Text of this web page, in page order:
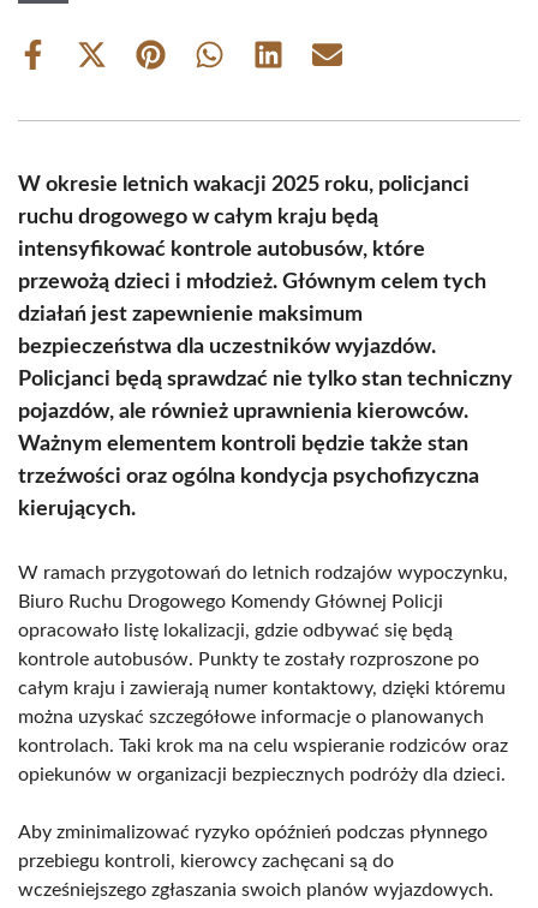
Share
Share
(Twitter)
Share Share Share Share
W okresie letnich wakacji 2025 roku, policjanci
ruchu drogowego w całym kraju będą
intensyfikować kontrole autobusów, które
przewożą dzieci i młodzież. Głównym celem tych
działań jest zapewnienie maksimum
bezpieczeństwa dla uczestników wyjazdów.
Policjanci będą sprawdzać nie tylko stan techniczny
pojazdów, ale również uprawnienia kierowców.
Ważnym elementem kontroli będzie także stan
trzeźwości oraz ogólna kondycja psychofizyczna
kierujących.
W ramach przygotowań do letnich rodzajów wypoczynku,
Biuro Ruchu Drogowego Komendy Głównej Policji
opracowało listę lokalizacji, gdzie odbywać się będą
kontrole autobusów. Punkty te zostały rozproszone po
całym kraju i zawierają numer kontaktowy, dzięki któremu
można uzyskać szczegółowe informacje o planowanych
kontrolach. Taki krok ma na celu wspieranie rodziców oraz
opiekunów w organizacji bezpiecznych podróży dla dzieci.
Aby zminimalizować ryzyko opóźnień podczas płynnego
przebiegu kontroli, kierowcy zachęcani są do
wcześniejszego zgłaszania swoich planów wyjazdowych.